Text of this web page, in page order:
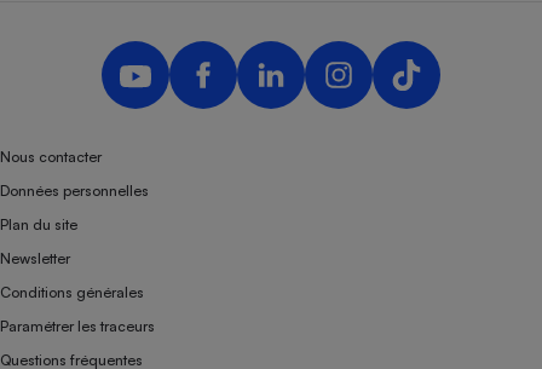
Nous contacter
Données personnelles
Plan du site
Newsletter
Conditions générales
Paramétrer les traceurs
Questions fréquentes